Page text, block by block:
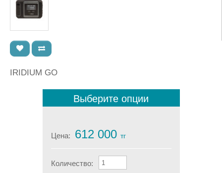
IRIDIUM GO
Выберите опции
Цена: 612 000 тг
Количество: